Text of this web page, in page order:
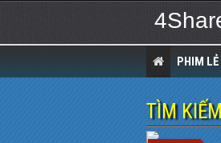
PHIM LẺ
TÌM